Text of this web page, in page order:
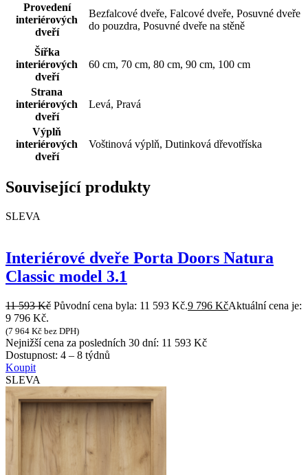
Provedení
interiérových
dveří
Bezfalcové dveře, Falcové dveře, Posuvné dveře
do pouzdra, Posuvné dveře na stěně
Šířka
interiérových
dveří
60 cm, 70 cm, 80 cm, 90 cm, 100 cm
Strana
interiérových
dveří
Levá, Pravá
Výplň
interiérových
dveří
Voštinová výplň, Dutinková dřevotříska
Související produkty
SLEVA
Interiérové dveře Porta Doors Natura
Classic model 3.1
11 593Kč Původní cena byla: 11 593 Kč.9 796 KčAktuální cena je:
9 796 Kč.
(7 964 Kč bez DPH)
Nejnižší cena za posledních 30 dní: 11 593 Kč
Dostupnost: 4 – 8 týdnů
Koupit
SLEVA